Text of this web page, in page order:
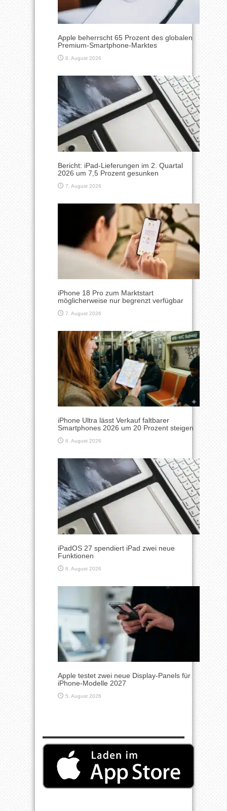
Apple beherrscht 65 Prozent des globalen
Premium-Smartphone-Marktes
8. August 2026
Bericht: iPad-Lieferungen im 2. Quartal
2026 um 7,5 Prozent gesunken
7. August 2026
iPhone 18 Pro zum Marktstart
möglicherweise nur begrenzt verfügbar
7. August 2026
iPhone Ultra lässt Verkauf faltbarer
Smartphones 2026 um 20 Prozent steigen
6. August 2026
iPadOS 27 spendiert iPad zwei neue
Funktionen
6. August 2026
Apple testet zwei neue Display-Panels für
iPhone-Modelle 2027
5. August 2026